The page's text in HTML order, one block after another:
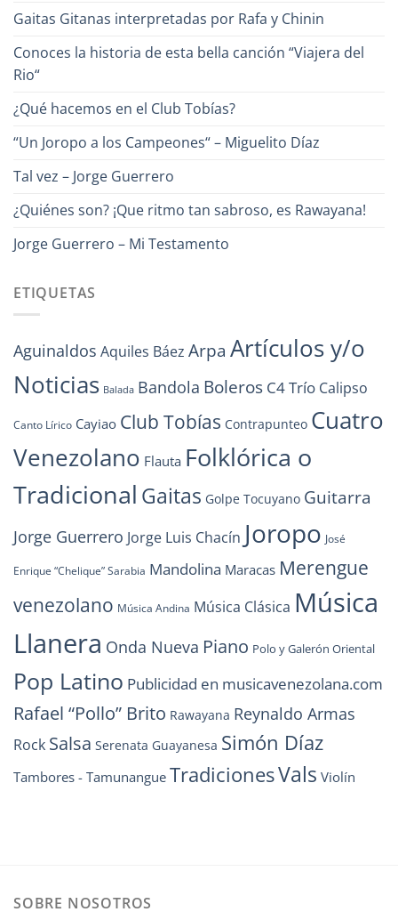
Gaitas Gitanas interpretadas por Rafa y Chinin
Conoces la historia de esta bella canción “Viajera del
Rio“
¿Qué hacemos en el Club Tobías?
“Un Joropo a los Campeones“ – Miguelito Díaz
Tal vez – Jorge Guerrero
¿Quiénes son? ¡Que ritmo tan sabroso, es Rawayana!
Jorge Guerrero – Mi Testamento
ETIQUETAS
Aguinaldos Aquiles Báez Arpa Artículos y/o
Noticias Balada Bandola Boleros C4 Trío Calipso
Canto Lírico Cayiao Club Tobías Contrapunteo Cuatro
Venezolano Flauta Folklórica o
Tradicional Gaitas Golpe Tocuyano Guitarra
Jorge Guerrero Jorge Luis Chacín Joropo José
Enrique “Chelique” Sarabia Mandolina Maracas Merengue
venezolano Música Andina Música Clásica Música
Llanera Onda Nueva Piano Polo y Galerón Oriental
Pop Latino Publicidad en musicavenezolana.com
Rafael “Pollo” Brito Rawayana Reynaldo Armas
Rock Salsa Serenata Guayanesa Simón Díaz
Tambores - Tamunangue TradicionesVals Violín
SOBRE NOSOTROS